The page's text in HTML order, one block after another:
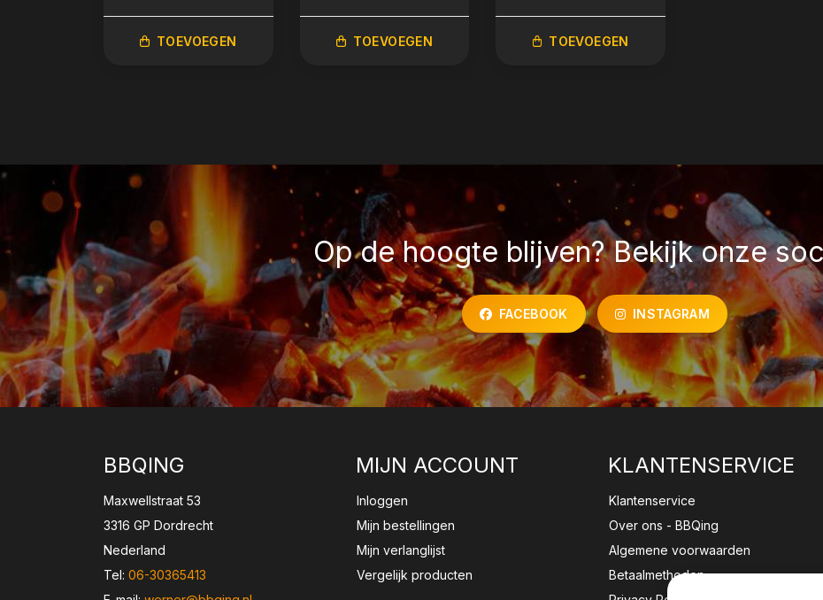
TOEVOEGEN TOEVOEGEN TOEVOEGEN
Op de hoogte blijven? Bekijk onze
FACEBOOK INSTAGRAM
BBQING
Maxwellstraat 53
3316 GP Dordrecht
Nederland
Tel: 06-30365413
MIJN ACCOUNT
Inloggen
Mijn bestellingen
Mijn verlanglijst
Vergelijk producten
KLANTENSERVICE
Klantenservice
Over ons - BBQing
Algemene voorwaarden
Betaalmethoden